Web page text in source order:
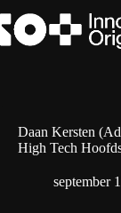
naar
de
Daan Kersten
High Tech
september